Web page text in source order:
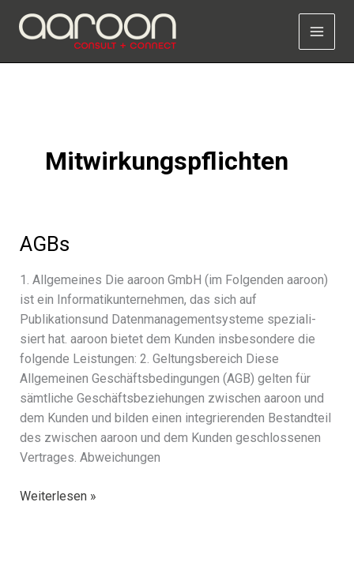
Inhalt
Mitwirkungspflichten
AGBs
1. Allgemeines Die aaroon GmbH (im Folgenden aaroon)
ist ein Informatikunternehmen, das sich auf
Publikationsund Datenmanagementsysteme spezia­li­
siert hat. aaroon bietet dem Kunden insbe­son­dere die
folgende Leistungen: 2. Geltungsbereich Diese
Allgemeinen Geschäftsbedingungen (AGB) gelten für
sämt­li­che Geschäftsbeziehungen zwischen aaroon und
dem Kunden und bilden einen inte­grie­ren­den Bestandteil
des zwischen aaroon und dem Kunden geschlos­se­nen
Vertrages. Abweichungen
AGBs
Weiterlesen »